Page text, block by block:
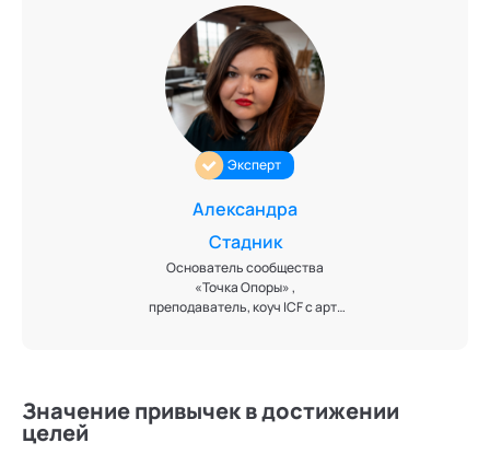
Эксперт
Александра
Стадник
Основатель сообщества
«Точка Опоры» ,
преподаватель, коуч ICF с арт-
Значение привычек в достижении
целей